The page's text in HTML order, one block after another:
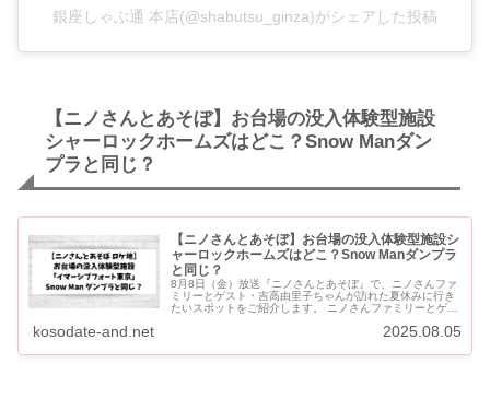
銀座しゃぶ通 本店(@shabutsu_ginza)がシェアした投稿
【ニノさんとあそぼ】お台場の没入体験型施設
シャーロックホームズはどこ？Snow Manダン
プラと同じ？
【ニノさんとあそぼ】お台場の没入体験型施設シ
ャーロックホームズはどこ？Snow Manダンプラ
と同じ？
8月8日（金）放送『ニノさんとあそぼ』で、ニノさんファ
ミリーとゲスト・吉高由里子ちゃんが訪れた夏休みに行き
たいスポットをご紹介します。 ニノさんファミリーとゲス
kosodate-and.net 2025.08.05